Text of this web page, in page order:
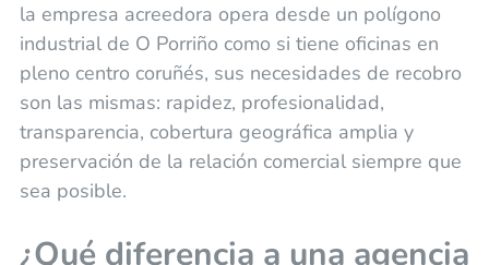
la empresa acreedora opera desde un polígono
industrial de O Porriño como si tiene oficinas en
pleno centro coruñés, sus necesidades de recobro
son las mismas: rapidez, profesionalidad,
transparencia, cobertura geográfica amplia y
preservación de la relación comercial siempre que
sea posible.
¿Qué diferencia a una agencia